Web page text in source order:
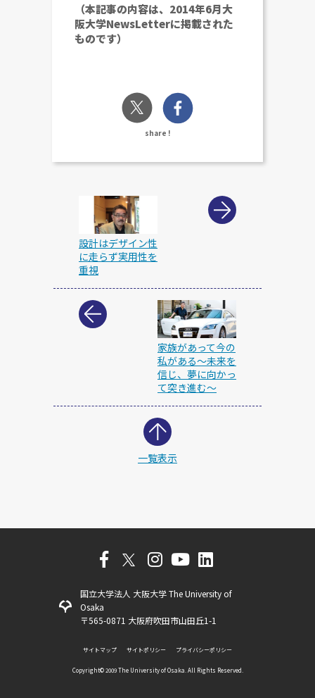
（本記事の内容は、2014年6月大
阪大学NewsLetterに掲載された
ものです）
share !
設計はデザイン性
に走らず実用性を
重視
家族があって今の
私がある～未来を
信じ、夢に向かっ
て突き進む～
一覧表示
国立大学法人 大阪大学 The University of
Osaka
〒565-0871 大阪府吹田市山田丘1-1
サイトマップ サイトポリシー プライバシーポリシー
Copyright©️ 2009 The University of Osaka. All Rights Reserved.